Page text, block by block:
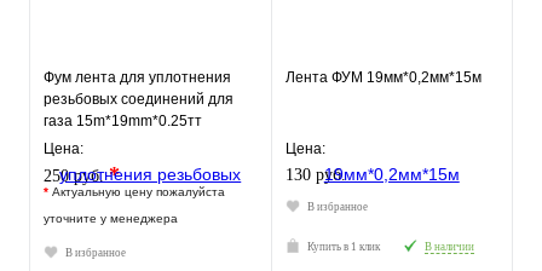
Фум лента для уплотнения
резьбовых соединений для
газа 15m*19mm*0.25тт
MBl519-030gas TIM
Цена:
250 руб.*
* Актуальную цену пожалуйста
уточните у менеджера
В избранное
Лента ФУМ 19мм*0,2мм*15м
Цена:
130 руб.
В избранное
Купить в 1 клик В наличии